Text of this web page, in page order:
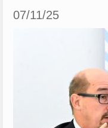
07/11/25